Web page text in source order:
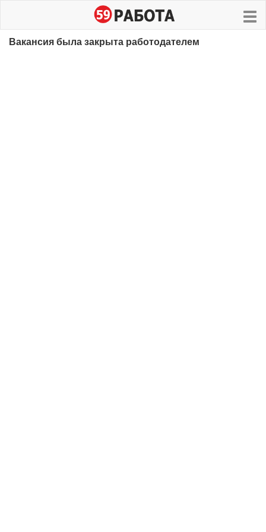
Вакансия была закрыта работодателем